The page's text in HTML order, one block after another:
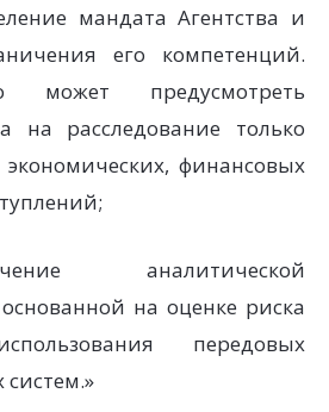
мандата Агентства и
его компетенций.
может предусмотреть
на расследование только
финансовых
аналитической
основанной на оценке риска
передовых